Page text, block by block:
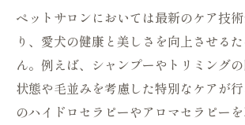
ペットサロンにおいては最新のケア技
り、愛犬の健康と美しさを向上させる
ん。例えば、シャンプーやトリミング
状態や毛並みを考慮した特別なケアが
のハイドロセラピーやアロマセラピー